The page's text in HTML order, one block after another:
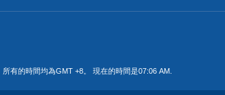
所有的時間均為GMT +8。 現在的時間是07:06 AM